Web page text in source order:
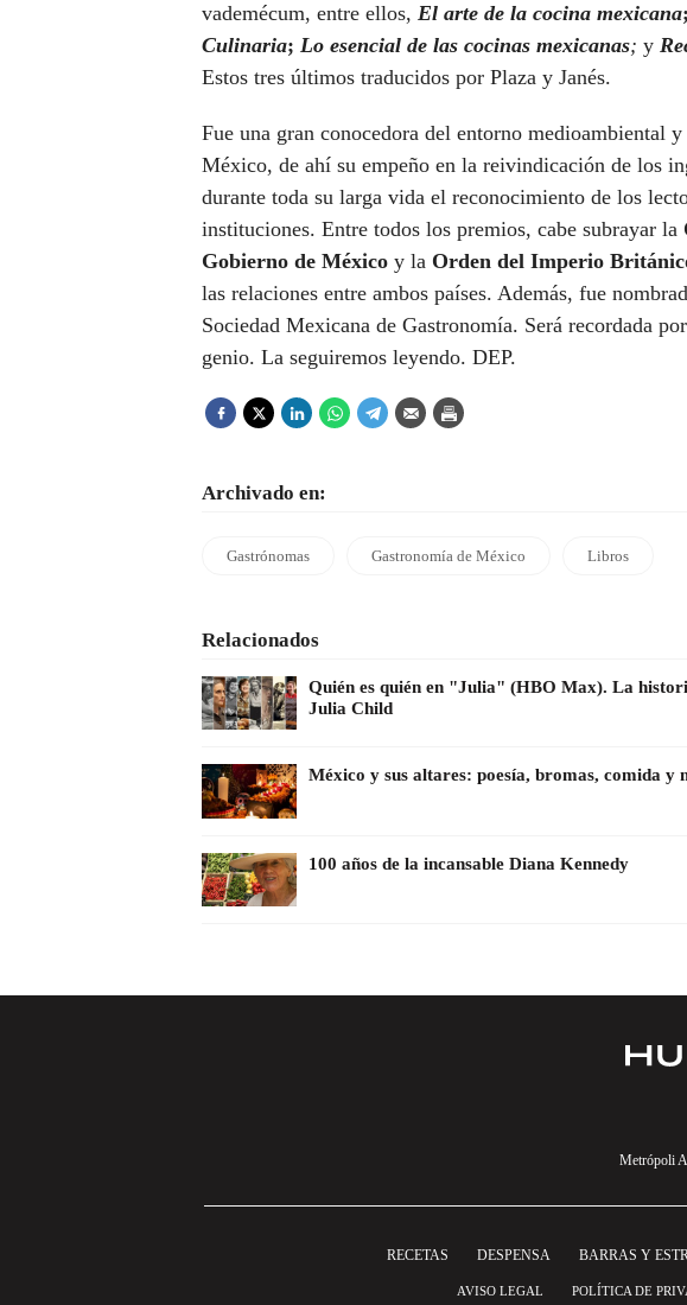
vademécum, entre ellos, El arte de la cocina mexicana
Culinaria; Lo esencial de las cocinas mexicanas; y
Estos tres últimos traducidos por Plaza y Janés.
Fue una gran conocedora del entorno medioambiental
México, de ahí su empeño en la reivindicación de los
durante toda su larga vida el reconocimiento de los
instituciones. Entre todos los premios, cabe subrayar la
Gobierno de México y la Orden del Imperio
las relaciones entre ambos países. Además, fue
Sociedad Mexicana de Gastronomía. Será recordada
genio. La seguiremos leyendo. DEP.
Archivado en:
Gastrónomas Gastronomía de México Libros
Relacionados
Quién es quién en "Julia" (HBO Max). La
Julia Child
México y sus altares: poesía, bromas, comida y
100 años de la incansable Diana Kennedy
Metrópoli
RECETAS DESPENSA BARRAS Y
AVISO LEGAL POLÍTICA DE